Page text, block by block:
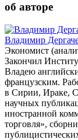
об авторе
Владимир
Экономист
Закончил
Владею
французским.
в Сирии, Ираке,
научных
иностранной
торговля»,